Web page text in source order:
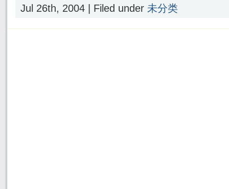
Jul 26th, 2004 | Filed under 未分类